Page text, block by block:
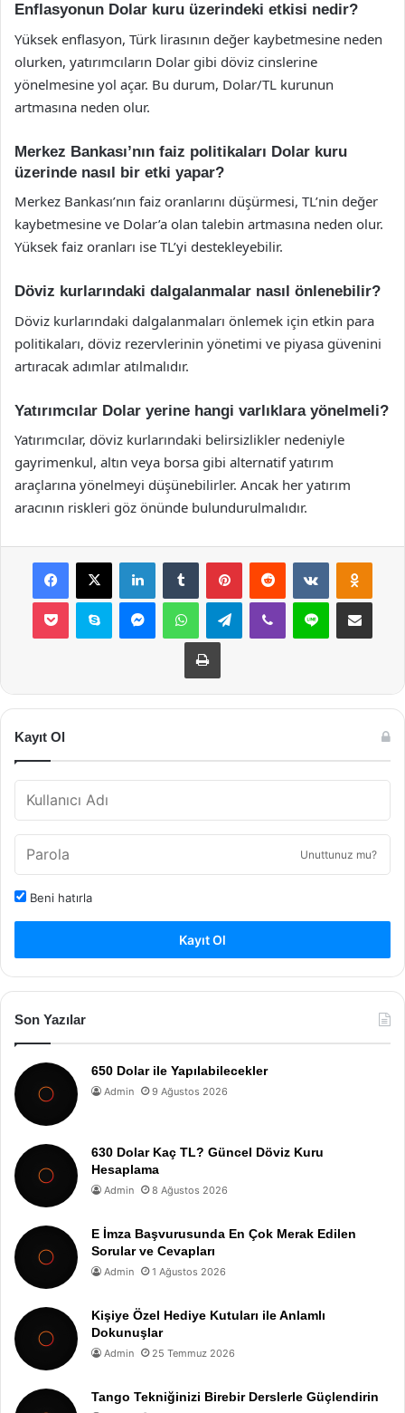
Enflasyonun Dolar kuru üzerindeki etkisi nedir?
Yüksek enflasyon, Türk lirasının değer kaybetmesine neden
olurken, yatırımcıların Dolar gibi döviz cinslerine
yönelmesine yol açar. Bu durum, Dolar/TL kurunun
artmasına neden olur.
Merkez Bankası’nın faiz politikaları Dolar kuru
üzerinde nasıl bir etki yapar?
Merkez Bankası’nın faiz oranlarını düşürmesi, TL’nin değer
kaybetmesine ve Dolar’a olan talebin artmasına neden olur.
Yüksek faiz oranları ise TL’yi destekleyebilir.
Döviz kurlarındaki dalgalanmalar nasıl önlenebilir?
Döviz kurlarındaki dalgalanmaları önlemek için etkin para
politikaları, döviz rezervlerinin yönetimi ve piyasa güvenini
artıracak adımlar atılmalıdır.
Yatırımcılar Dolar yerine hangi varlıklara yönelmeli?
Yatırımcılar, döviz kurlarındaki belirsizlikler nedeniyle
gayrimenkul, altın veya borsa gibi alternatif yatırım
araçlarına yönelmeyi düşünebilirler. Ancak her yatırım
aracının riskleri göz önünde bulundurulmalıdır.
Facebook
X LinkedInTumblr PinterestReddit VKontakte
Pocket Skype MessengerWhatsAppTelegramViber Line E-Posta ile
Yazdır
Kayıt Ol
Unuttunuz mu?
Beni hatırla
Kayıt Ol
Son Yazılar
650 Dolar ile Yapılabilecekler
Admin 9 Ağustos 2026
630 Dolar Kaç TL? Güncel Döviz Kuru
Hesaplama
Admin 8 Ağustos 2026
E İmza Başvurusunda En Çok Merak Edilen
Sorular ve Cevapları
Admin 1 Ağustos 2026
Kişiye Özel Hediye Kutuları ile Anlamlı
Dokunuşlar
Admin 25 Temmuz 2026
Tango Tekniğinizi Birebir Derslerle Güçlendirin